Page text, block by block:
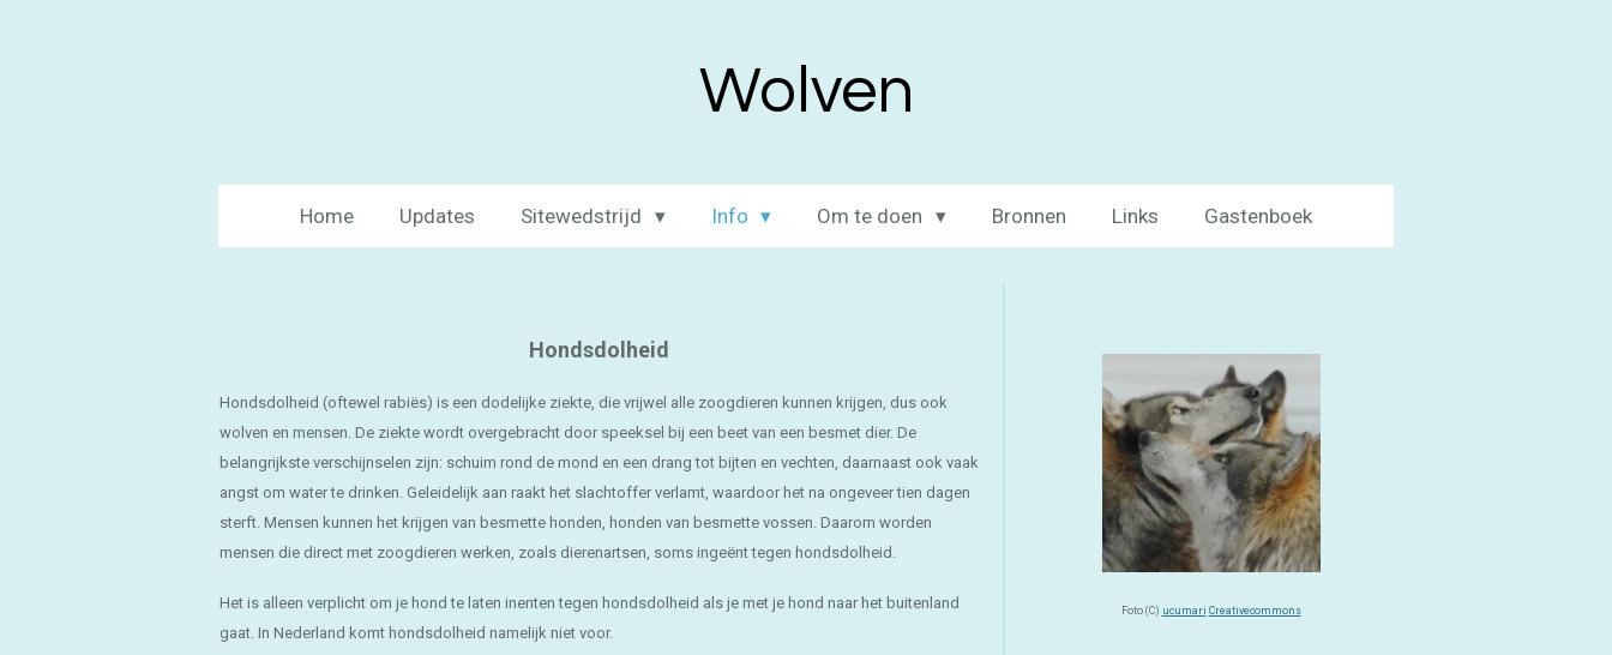
Wolven
Home Updates Sitewedstrijd Info Om te doen Bronnen Links Gastenboek
Hondsdolheid
Hondsdolheid (oftewel rabiës) is een dodelijke ziekte, die vrijwel alle zoogdieren kunnen krijgen, dus ook
wolven en mensen. De ziekte wordt overgebracht door speeksel bij een beet van een besmet dier. De
belangrijkste verschijnselen zijn: schuim rond de mond en een drang tot bijten en vechten, daarnaast ook vaak
angst om water te drinken. Geleidelijk aan raakt het slachtoffer verlamt, waardoor het na ongeveer tien dagen
sterft. Mensen kunnen het krijgen van besmette honden, honden van besmette vossen. Daarom worden
mensen die direct met zoogdieren werken, zoals dierenartsen, soms ingeënt tegen hondsdolheid.
Het is alleen verplicht om je hond te laten inenten tegen hondsdolheid als je met je hond naar het buitenland
gaat. In Nederland komt hondsdolheid namelijk niet voor.
Foto (C) ucumari Creativecommons